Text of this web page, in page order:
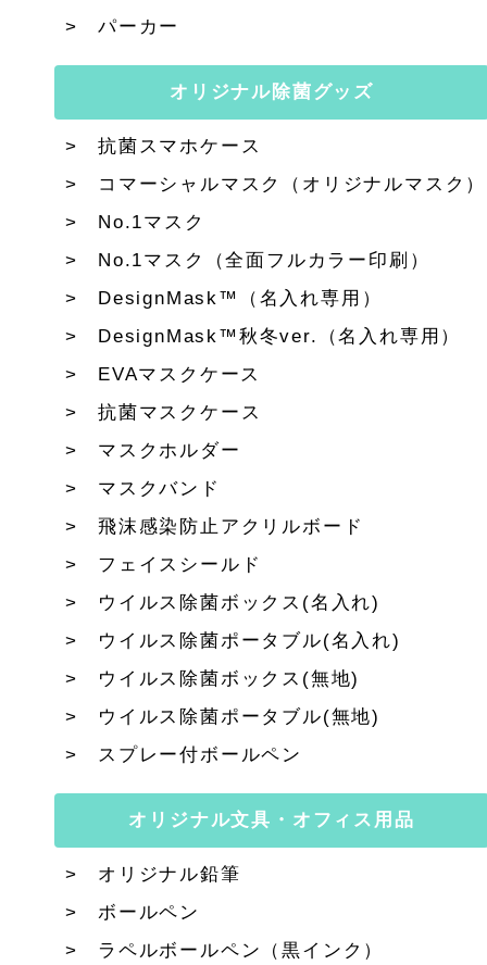
パーカー
オリジナル除菌グッズ
抗菌スマホケース
コマーシャルマスク（オリジナルマスク）
No.1マスク
No.1マスク（全面フルカラー印刷）
DesignMask™（名入れ専用）
DesignMask™秋冬ver.（名入れ専用）
EVAマスクケース
抗菌マスクケース
マスクホルダー
マスクバンド
飛沫感染防止アクリルボード
フェイスシールド
ウイルス除菌ボックス(名入れ)
ウイルス除菌ポータブル(名入れ)
ウイルス除菌ボックス(無地)
ウイルス除菌ポータブル(無地)
スプレー付ボールペン
オリジナル文具・オフィス用品
オリジナル鉛筆
ボールペン
ラペルボールペン（黒インク）